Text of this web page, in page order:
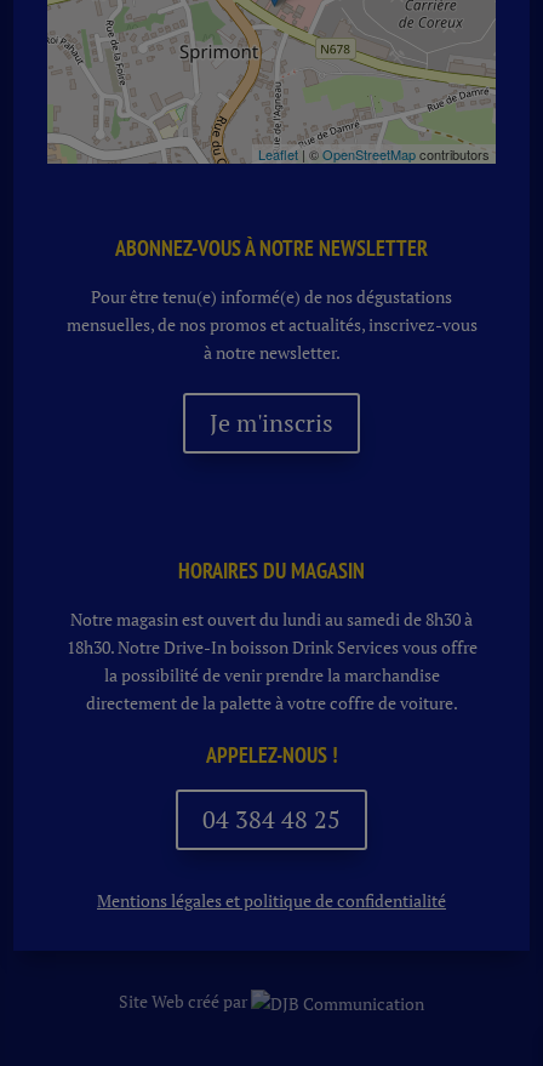
Leaflet| ©OpenStreetMapcontributors
ABONNEZ-VOUS À NOTRE NEWSLETTER
Pour être tenu(e) informé(e) de nos dégustations
mensuelles, de nos promos et actualités, inscrivez-vous
à notre newsletter.
Je m'inscris
HORAIRES DU MAGASIN
Notre magasin est ouvert du lundi au samedi de 8h30 à
18h30. NotreDrive-In boissonDrink Services vous offre
la possibilité de venir prendre la marchandise
directement de la palette à votre coffre de voiture.
APPELEZ-NOUS !
04 384 48 25
Mentions légales et politique de confidentialité
Site Web créé par